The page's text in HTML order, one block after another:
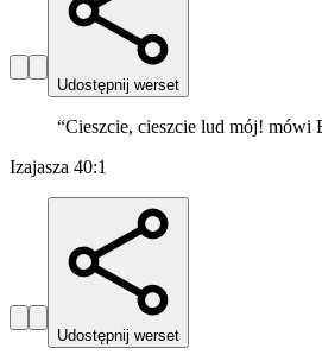
Udostępnij werset
“Cieszcie, cieszcie lud mój! mówi
Izajasza 40:1
Udostępnij werset